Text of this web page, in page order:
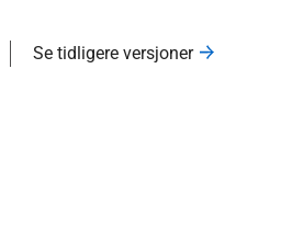
Se tidligere versjoner